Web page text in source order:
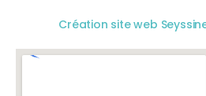
Création site web